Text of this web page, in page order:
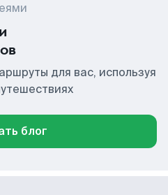
для вас, используя
блог